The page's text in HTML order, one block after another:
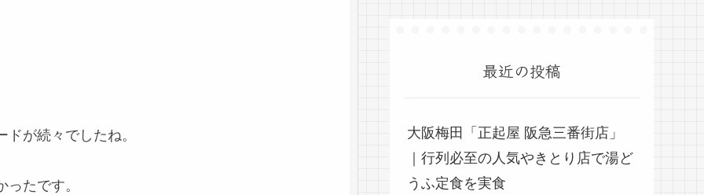
が続々でしたね。
たです。
最近の投稿
大阪梅田「正起屋 阪急三番街店」
｜行列必至の人気やきとり店で湯ど
うふ定食を実食